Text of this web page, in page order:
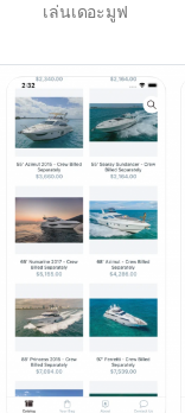
เล่นเดอะมูฟ